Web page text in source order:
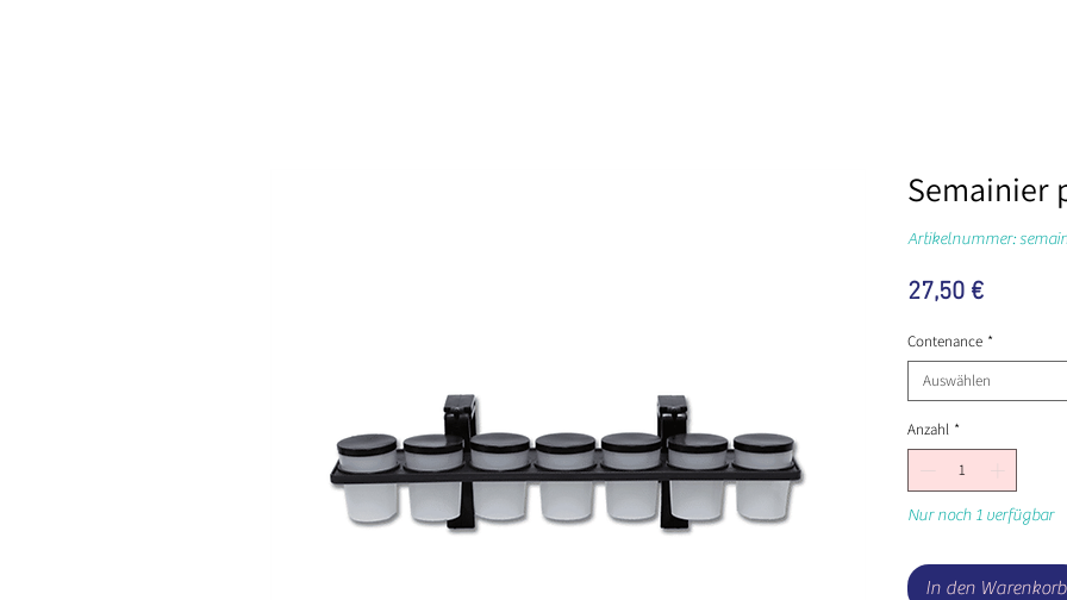
Semainier
Artikelnummer:
27,50 €Preis
Contenance *
Auswählen
Anzahl *
Nur noch 1 verfügbar
In den Warenkorb